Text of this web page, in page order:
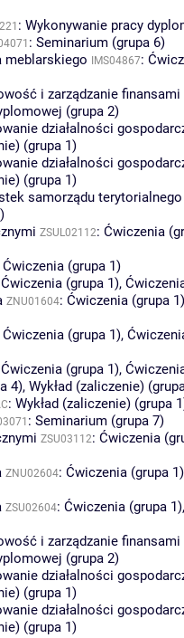
: Wykonywanie pracy
: Seminarium (grupa 6)
meblarskiego IMS04867:
i zarządzanie finansami
(grupa 2)
działalności
(grupa 1)
działalności
(grupa 1)
samorządu terytorialnego
ZSUL02112: Ćwiczenia
Ćwiczenia (grupa 1)
Ćwiczenia (grupa 1),
ZNU01604: Ćwiczenia (grupa 1)
Ćwiczenia (grupa 1),
Ćwiczenia (grupa 1),
4), Wykład (zaliczenie)
: Wykład (zaliczenie) (grupa
: Seminarium (grupa 7)
ZSU03112: Ćwiczenia
ZNU02604: Ćwiczenia (grupa 1)
ZSU02604: Ćwiczenia (grupa 1)
i zarządzanie finansami
(grupa 2)
działalności
(grupa 1)
działalności
(grupa 1)